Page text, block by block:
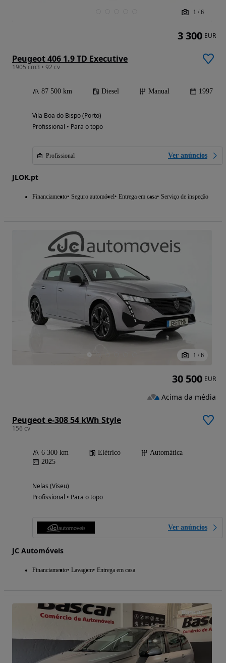
1 / 6
Peugeot 406 1.9 TD Executive
1905 cm3 • 92 cv
87 500 km Diesel Manual 1997
Vila Boa do Bispo (Porto)
Profissional • Para o topo
Profissional Ver anúncios
JLOK.pt
Financiamento Seguro automóvel Entrega em casa Serviço de inspeção
3 300 EUR
1 / 6
Peugeot e-308 54 kWh Style
156 cv
6 300 km Elétrico
Automática
2025
Nelas (Viseu)
Profissional • Para o topo
Ver anúncios
JC Automóveis
Financiamento Lavagem Entrega em casa
30 500 EUR
Acima da média